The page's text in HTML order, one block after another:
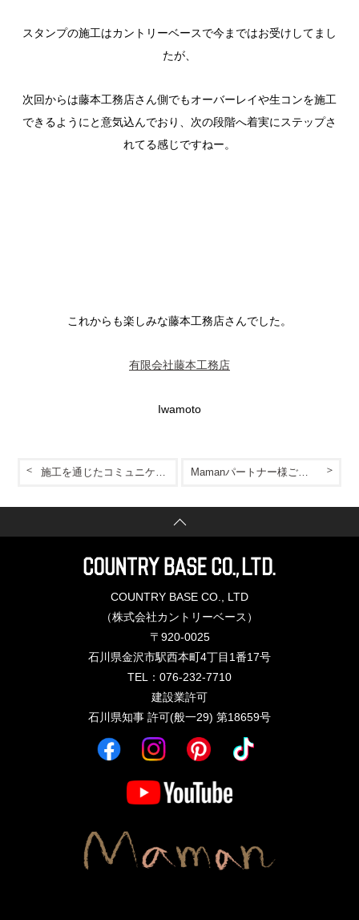
スタンプの施工はカントリーベースで今まではお受けしてまし
たが、
次回からは藤本工務店さん側でもオーバーレイや生コンを施工
できるようにと意気込んでおり、次の段階へ着実にステップさ
れてる感じですねー。
これからも楽しみな藤本工務店さんでした。
有限会社藤本工務店
Iwamoto
Mamanパートナー様ご紹介vol.2
施工を通じたコミュニケーション！
COUNTRY BASE CO., LTD
（株式会社カントリーベース）
〒920-0025
石川県金沢市駅西本町4丁目1番17号
TEL：076-232-7710
建設業許可
石川県知事 許可(般一29) 第18659号